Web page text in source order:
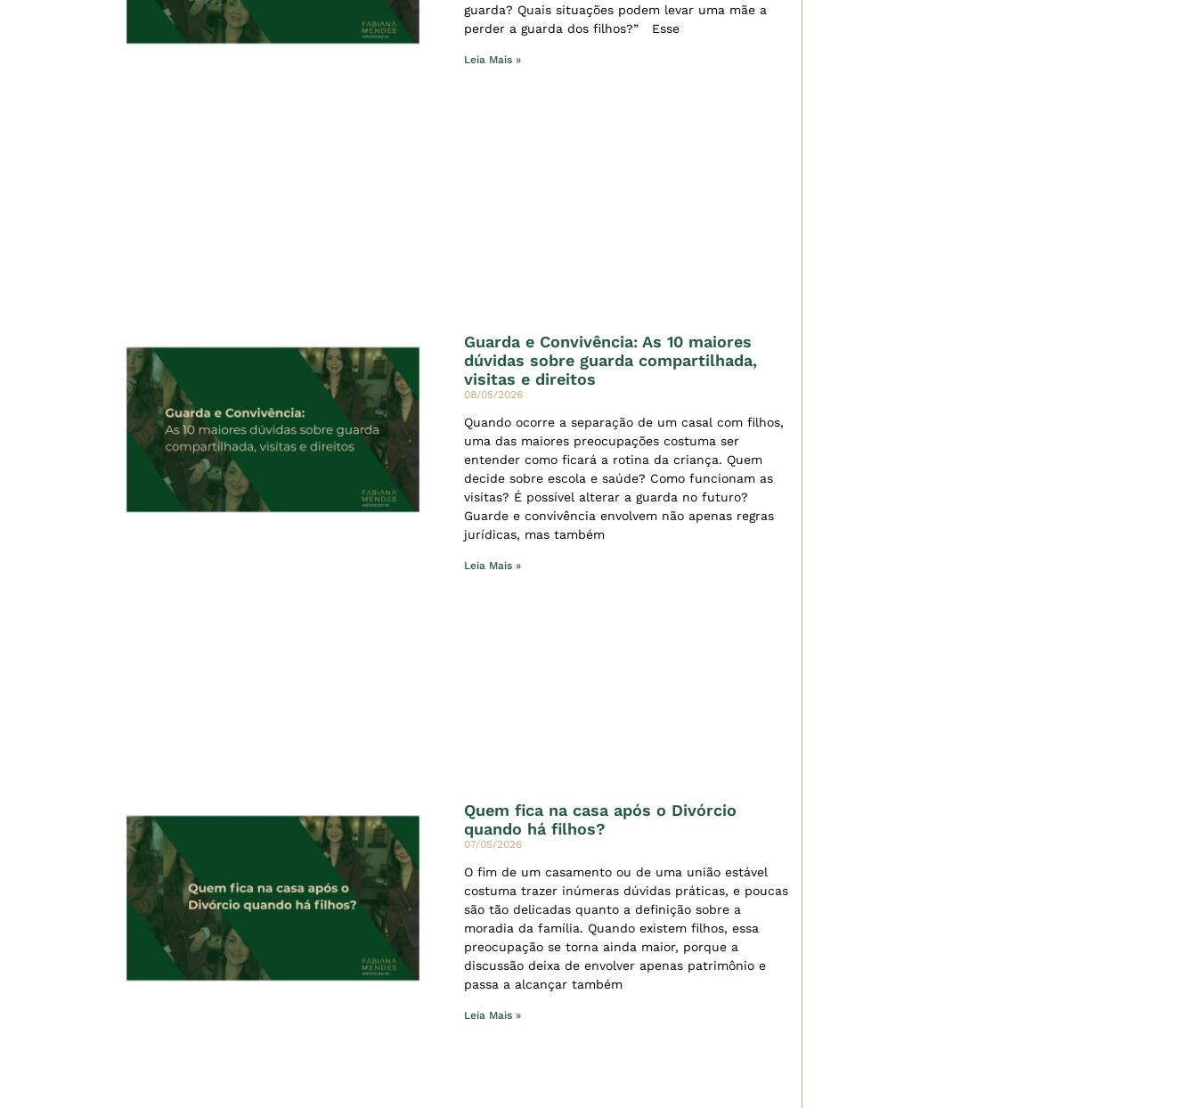
guarda? Quais situações podem levar uma mãe a
perder a guarda dos filhos?” Esse
Leia Mais »
Guarda e Convivência: As 10 maiores
dúvidas sobre guarda compartilhada,
visitas e direitos
08/05/2026
Quando ocorre a separação de um casal com filhos,
uma das maiores preocupações costuma ser
entender como ficará a rotina da criança. Quem
decide sobre escola e saúde? Como funcionam as
visitas? É possível alterar a guarda no futuro?
Guarde e convivência envolvem não apenas regras
jurídicas, mas também
Leia Mais »
Quem fica na casa após o Divórcio
quando há filhos?
07/05/2026
O fim de um casamento ou de uma união estável
costuma trazer inúmeras dúvidas práticas, e poucas
são tão delicadas quanto a definição sobre a
moradia da família. Quando existem filhos, essa
preocupação se torna ainda maior, porque a
discussão deixa de envolver apenas patrimônio e
passa a alcançar também
Leia Mais »